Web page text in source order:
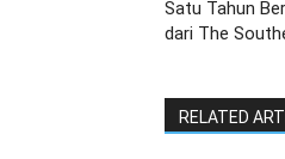
Satu Tahun
dari The
RELATED